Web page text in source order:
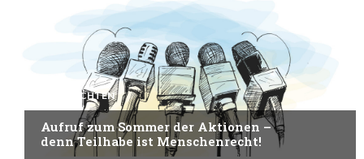
NACHRICHTEN
Aufruf zum Sommer der Aktionen –
denn Teilhabe ist Menschenrecht!